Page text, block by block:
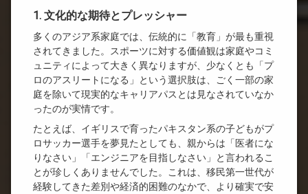
1. 文化的な期待とプレッシャー
多くのアジア系家庭では、伝統的に「教育」が最も重視
されてきました。スポーツに対する価値観は家庭やコミ
ュニティによって大きく異なりますが、少なくとも「プ
ロのアスリートになる」という選択肢は、ごく一部の家
庭を除いて現実的なキャリアパスとは見なされていなか
ったのが実情です。
たとえば、イギリスで育ったパキスタン系の子どもがプ
ロサッカー選手を夢見たとしても、親からは「医者にな
りなさい」「エンジニアを目指しなさい」と言われるこ
とが珍しくありませんでした。これは、移民第一世代が
経験してきた差別や経済的困難のなかで、より確実で安